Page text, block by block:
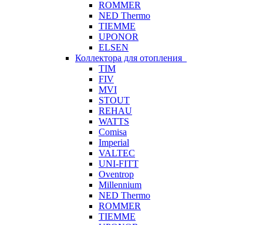
ROMMER
NED Thermo
TIEMME
UPONOR
ELSEN
Коллектора для отопления
TIM
FIV
MVI
STOUT
REHAU
WATTS
Comisa
Imperial
VALTEC
UNI-FITT
Oventrop
Millennium
NED Thermo
ROMMER
TIEMME